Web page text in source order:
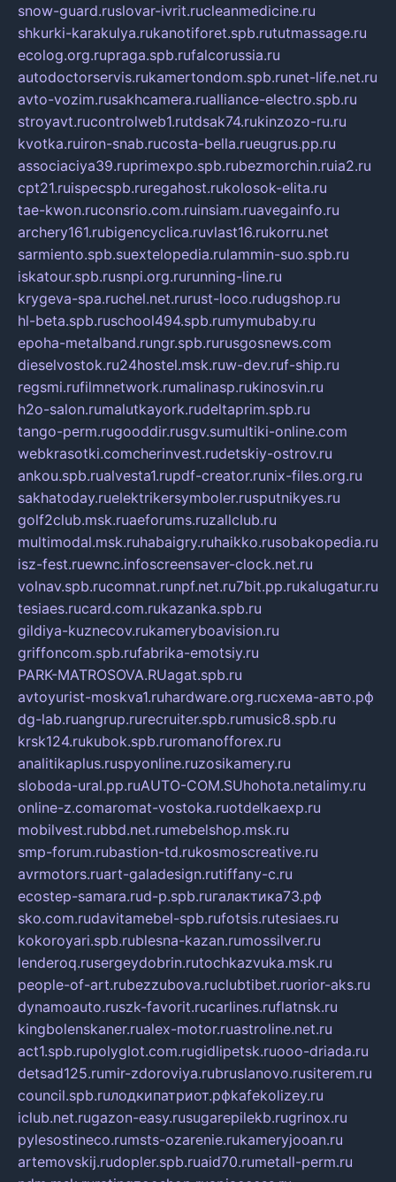
snow-guard.ruslovar-ivrit.rucleanmedicine.ru
shkurki-karakulya.rukanotiforet.spb.rututmassage.ru
ecolog.org.rupraga.spb.rufalcorussia.ru
autodoctorservis.rukamertondom.spb.runet-life.net.ru
avto-vozim.rusakhcamera.rualliance-electro.spb.ru
stroyavt.rucontrolweb1.rutdsak74.rukinzozo-ru.ru
kvotka.ruiron-snab.rucosta-bella.rueugrus.pp.ru
associaciya39.ruprimexpo.spb.rubezmorchin.ruia2.ru
cpt21.ruispecspb.ruregahost.rukolosok-elita.ru
tae-kwon.ruconsrio.com.ruinsiam.ruavegainfo.ru
archery161.rubigencyclica.ruvlast16.rukorru.net
sarmiento.spb.suextelopedia.rulammin-suo.spb.ru
iskatour.spb.rusnpi.org.rurunning-line.ru
krygeva-spa.ruchel.net.rurust-loco.rudugshop.ru
hl-beta.spb.ruschool494.spb.rumymubaby.ru
epoha-metalband.rungr.spb.rurusgosnews.com
dieselvostok.ru24hostel.msk.ruw-dev.ruf-ship.ru
regsmi.rufilmnetwork.rumalinasp.rukinosvin.ru
h2o-salon.rumalutkayork.rudeltaprim.spb.ru
tango-perm.rugooddir.rusgv.sumultiki-online.com
webkrasotki.comcherinvest.rudetskiy-ostrov.ru
ankou.spb.rualvesta1.rupdf-creator.runix-files.org.ru
sakhatoday.ruelektrikersymboler.rusputnikyes.ru
golf2club.msk.ruaeforums.ruzallclub.ru
multimodal.msk.ruhabaigry.ruhaikko.rusobakopedia.ru
isz-fest.ruewnc.infoscreensaver-clock.net.ru
volnav.spb.rucomnat.runpf.net.ru7bit.pp.rukalugatur.ru
tesiaes.rucard.com.rukazanka.spb.ru
gildiya-kuznecov.rukameryboavision.ru
griffoncom.spb.rufabrika-emotsiy.ru
PARK-MATROSOVA.RUagat.spb.ru
avtoyurist-moskva1.ruhardware.org.ruсхема-авто.рф
dg-lab.ruangrup.rurecruiter.spb.rumusic8.spb.ru
krsk124.rukubok.spb.ruromanofforex.ru
analitikaplus.ruspyonline.ruzosikamery.ru
sloboda-ural.pp.ruAUTO-COM.SUhohota.netalimy.ru
online-z.comaromat-vostoka.ruotdelkaexp.ru
mobilvest.rubbd.net.rumebelshop.msk.ru
smp-forum.rubastion-td.rukosmoscreative.ru
avrmotors.ruart-galadesign.rutiffany-c.ru
ecostep-samara.rud-p.spb.ruгалактика73.рф
sko.com.rudavitamebel-spb.rufotsis.rutesiaes.ru
kokoroyari.spb.rublesna-kazan.rumossilver.ru
lenderoq.rusergeydobrin.rutochkazvuka.msk.ru
people-of-art.rubezzubova.ruclubtibet.ruorior-aks.ru
dynamoauto.ruszk-favorit.rucarlines.ruflatnsk.ru
kingbolenskaner.rualex-motor.ruastroline.net.ru
act1.spb.rupolyglot.com.rugidlipetsk.ruooo-driada.ru
detsad125.rumir-zdoroviya.rubruslanovo.rusiterem.ru
council.spb.ruлодкипатриот.рфkafekolizey.ru
iclub.net.rugazon-easy.rusugarepilekb.rugrinox.ru
pylesostineco.rumsts-ozarenie.rukameryjooan.ru
artemovskij.rudopler.spb.ruaid70.rumetall-perm.ru